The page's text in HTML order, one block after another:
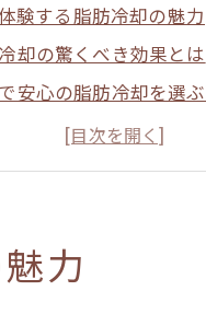
験する脂肪冷却の魅力
却の驚くべき効果とは
安心の脂肪冷却を選
冷却の施術体験とその魅
で脂肪冷却は安全な
冷却の施術の流れと注意
理想の体型を実現
力